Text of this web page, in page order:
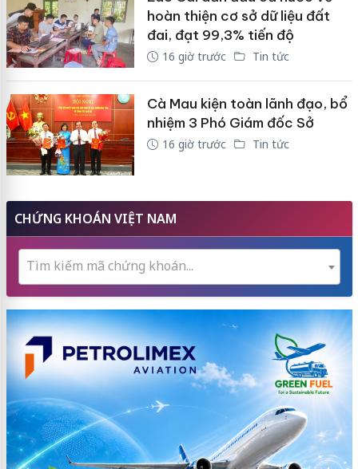
hoàn thiện cơ sở dữ liệu đất
đai, đạt 99,3% tiến độ
16 giờ trước Tin tức
Cà Mau kiện toàn lãnh đạo, bổ
nhiệm 3 Phó Giám đốc Sở
16 giờ trước Tin tức
CHỨNG KHOÁN VIỆT NAM
Tìm kiếm mã chứng khoán...